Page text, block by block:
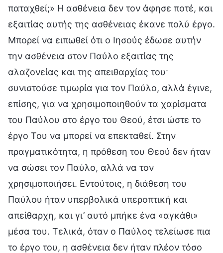
παταχθεί;» Η ασθένεια δεν τον άφησε ποτέ, και
εξαιτίας αυτής της ασθένειας έκανε πολύ έργο.
Μπορεί να ειπωθεί ότι ο Ιησούς έδωσε αυτήν
την ασθένεια στον Παύλο εξαιτίας της
αλαζονείας και της απειθαρχίας του·
συνιστούσε τιμωρία για τον Παύλο, αλλά έγινε,
επίσης, για να χρησιμοποιηθούν τα χαρίσματα
του Παύλου στο έργο του Θεού, έτσι ώστε το
έργο Του να μπορεί να επεκταθεί. Στην
πραγματικότητα, η πρόθεση του Θεού δεν ήταν
να σώσει τον Παύλο, αλλά να τον
χρησιμοποιήσει. Εντούτοις, η διάθεση του
Παύλου ήταν υπερβολικά υπεροπτική και
απείθαρχη, και γι’ αυτό μπήκε ένα «αγκάθι»
μέσα του. Τελικά, όταν ο Παύλος τελείωσε πια
το έργο του, η ασθένεια δεν ήταν πλέον τόσο